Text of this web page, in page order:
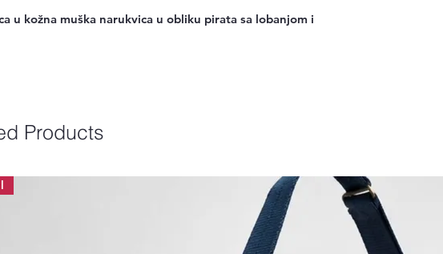
u kožna muška narukvica u obliku pirata sa lobanjom i
Products